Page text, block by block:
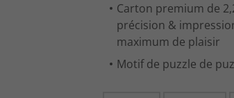
Carton premium de
précision &
maximum de plaisir
Motif de puzzle de